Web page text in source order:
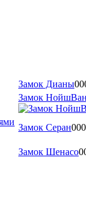
Замок Дианы
Замок
Замок Серан
Замок Шенасо